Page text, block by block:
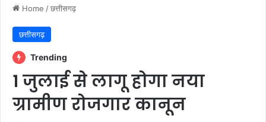
Home /छत्तीसगढ़
छत्तीसगढ़
Trending
1 जुलाई से लागू होगा नया
ग्रामीण रोजगार कानून